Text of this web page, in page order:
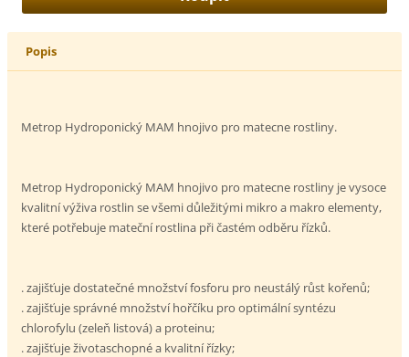
Popis
Metrop Hydroponický MAM hnojivo pro matecne rostliny.
Metrop Hydroponický MAM hnojivo pro matecne rostliny je vysoce
kvalitní výživa rostlin se všemi důležitými mikro a makro elementy,
které potřebuje mateční rostlina při častém odběru řízků.
. zajišťuje dostatečné množství fosforu pro neustálý růst kořenů;
. zajišťuje správné množství hořčíku pro optimální syntézu
chlorofylu (zeleň listová) a proteinu;
. zajišťuje životaschopné a kvalitní řízky;